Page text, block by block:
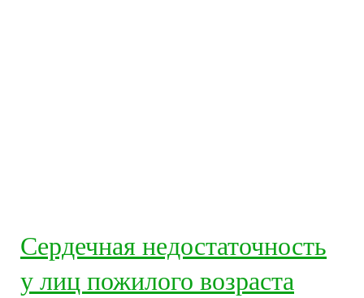
Сердечная недостаточность
у лиц пожилого возраста